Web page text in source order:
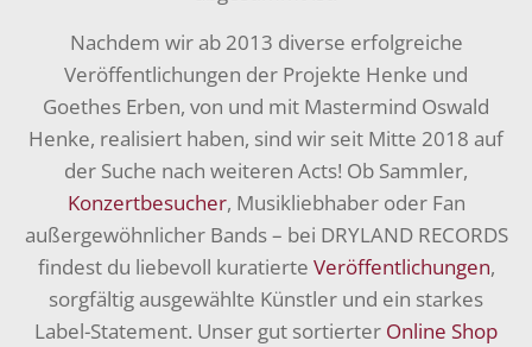
Nachdem wir ab 2013 diverse erfolgreiche
Veröffentlichungen der Projekte Henke und
Goethes Erben, von und mit Mastermind Oswald
Henke, realisiert haben, sind wir seit Mitte 2018 auf
der Suche nach weiteren Acts! Ob Sammler,
Konzertbesucher, Musikliebhaber oder Fan
außergewöhnlicher Bands – bei DRYLAND RECORDS
findest du liebevoll kuratierte Veröffentlichungen,
sorgfältig ausgewählte Künstler und ein starkes
Label-Statement. Unser gut sortierter Online Shop